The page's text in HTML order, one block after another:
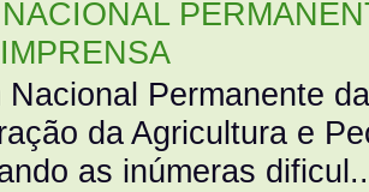
Nacional Permanente
da Agricultura e
as inúmeras